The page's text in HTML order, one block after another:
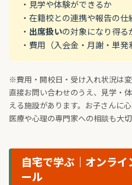
・見学や体験ができるか
・在籍校との連携や報告の仕
・ 出席扱いの対象になり得る
・費用（入会金・月謝・単
※費用・開校日・受け入れ状況は
直接お問い合わせのうえ、見学・
える施設があります。お子さんに
医療や心理の専門家への相談も大切
自宅で学ぶ｜オンラ
ール